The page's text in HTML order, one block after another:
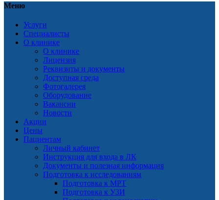
Меню
Услуги
Специалисты
О клинике
О клинике
Лицензия
Реквизиты и документы
Доступная среда
Фотогалерея
Оборудование
Вакансии
Новости
Акции
Цены
Пациентам
Личный кабинет
Инструкция для входа в ЛК
Документы и полезная информация
Подготовка к исследованиям
Подготовка к МРТ
Подготовка к УЗИ